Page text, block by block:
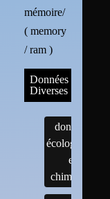
mémoire/
( memory
/ ram )
Données
Diverses
données
écologiques
et
chimiques